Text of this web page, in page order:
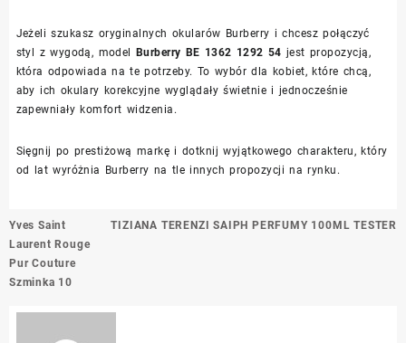
Jeżeli szukasz oryginalnych okularów Burberry i chcesz połączyć
styl z wygodą, model Burberry BE 1362 1292 54 jest propozycją,
która odpowiada na te potrzeby. To wybór dla kobiet, które chcą,
aby ich okulary korekcyjne wyglądały świetnie i jednocześnie
zapewniały komfort widzenia.
Sięgnij po prestiżową markę i dotknij wyjątkowego charakteru, który
od lat wyróżnia Burberry na tle innych propozycji na rynku.
Nawigacja
wpisu
Yves Saint
Laurent Rouge
Pur Couture
Szminka 10
TIZIANA TERENZI SAIPH PERFUMY 100ML TESTER